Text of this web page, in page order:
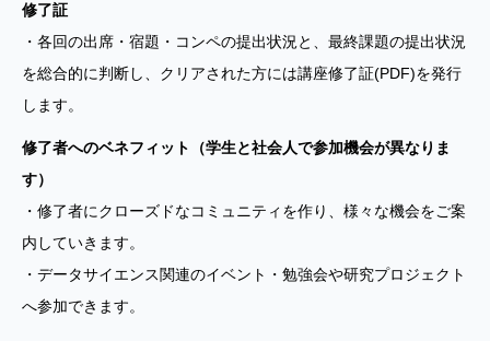
修了証
・各回の出席・宿題・コンペの提出状況と、最終課題の提出状況
を総合的に判断し、クリアされた方には講座修了証(PDF)を発行
します。
修了者へのベネフィット（学生と社会人で参加機会が異なりま
す）
・修了者にクローズドなコミュニティを作り、様々な機会をご案
内していきます。
・データサイエンス関連のイベント・勉強会や研究プロジェクト
へ参加できます。